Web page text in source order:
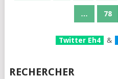
PUBLICATIONS
… 78
Twitter Eh4 &
RECHERCHER